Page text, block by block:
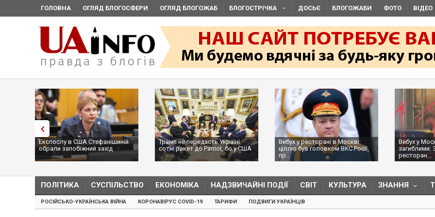
ГОЛОВНА ОГЛЯД БЛОГОСФЕРИ ОГЛЯД БЛОГОЖАБ БЛОГОСТРІЧКА ДОСЬЄ БЛОГОЖАБИ ФОТО ВІДЕО
Експослу в США Стефанішиній
обрали запобіжний захід
Трамп не передасть Україні
сотні ракет до Patriot, бо у США
...
Вибух у ресторані в Москві:
ціллю був головком ВКС Росії,
пр...
Вибух у
загиблими:
ресторан...
ПОЛІТИКА СУСПІЛЬСТВО ЕКОНОМІКА НАДЗВИЧАЙНІ ПОДІЇ СВІТ КУЛЬТУРА ЗНАННЯ
РОСІЙСЬКО-УКРАЇНСЬКА ВІЙНА КОРОНАВІРУС COVID-19 ТАРИФИ ПОДВИГИ УКРАЇНЦІВ